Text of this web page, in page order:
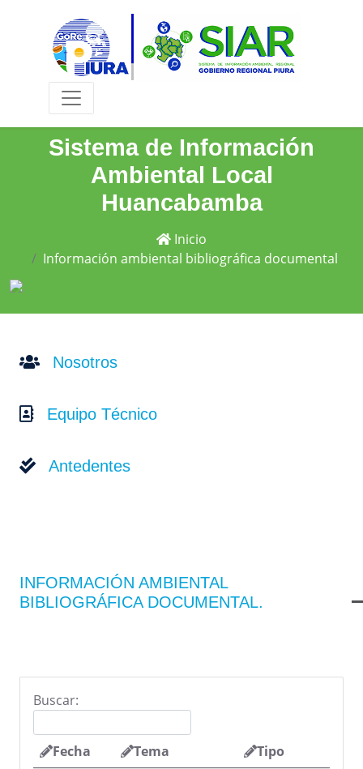
Sistema de Información
Ambiental Local
Huancabamba
Inicio
Información ambiental bibliográfica documental
Nosotros
Equipo Técnico
Antedentes
INFORMACIÓN AMBIENTAL
BIBLIOGRÁFICA DOCUMENTAL.
Buscar:
Fecha Tema
Tipo